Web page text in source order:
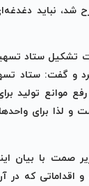
شد، نباید
تشکیل ستاد
و گفت: ستاد
موانع تولید
و لذا برای
صمت با بیان
و اقداماتی که در